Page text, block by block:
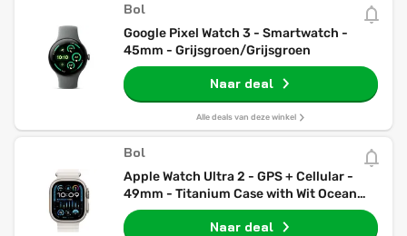
Bol
Google Pixel Watch 3 - Smartwatch -
45mm - Grijsgroen/Grijsgroen
Naar deal
Alle deals van deze winkel
Bol
Apple Watch Ultra 2 - GPS + Cellular -
49mm - Titanium Case with Wit Ocean
Band
Naar deal